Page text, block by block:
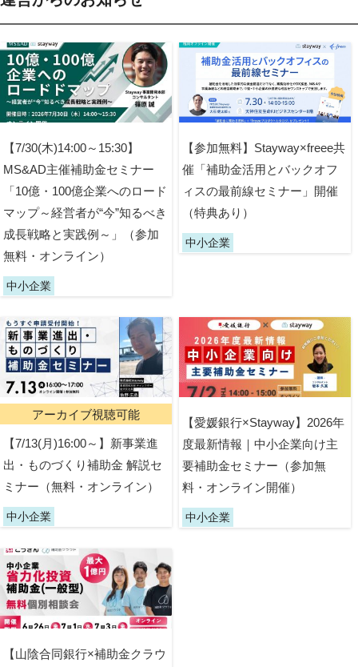
【7/30(木)14:00～15:30】
MS&AD主催補助金セミナー
「10億・100億企業へのロード
マップ～経営者が“今”知るべき
成長戦略と実践例～」（参加
無料・オンライン）
中小企業
【参加無料】Stayway×freee共
催「補助金活用とバックオフ
ィスの最前線セミナー」開催
（特典あり）
中小企業
アーカイブ視聴可能
【7/13(月)16:00～】新事業進
出・ものづくり補助金 解説セ
ミナー（無料・オンライン）
中小企業
【愛媛銀行×Stayway】2026年
度最新情報｜中小企業向け主
要補助金セミナー（参加無
料・オンライン開催）
中小企業
【山陰合同銀行×補助金クラウ